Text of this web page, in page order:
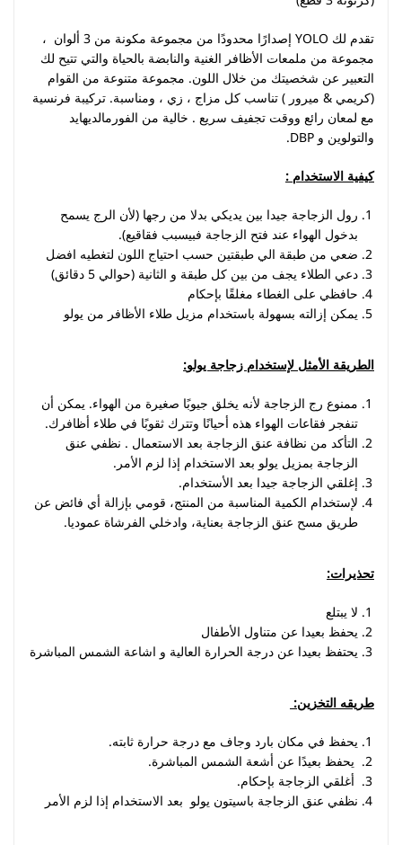
تقدم لك YOLO إصدارًا محدودًا من مجموعة مكونة من 3 ألوان ،
مجموعة من ملمعات الأظافر الغنية والنابضة بالحياة والتي تتيح لك
التعبير عن شخصيتك من خلال اللون. مجموعة متنوعة من القوام
(كريمي & ميرور ) تناسب كل مزاج ، زي ، ومناسبة. تركيبة فرنسية
مع لمعان رائع ووقت تجفيف سريع . خالية من الفورمالديهايد
والتولوين و DBP.
كيفية الاستخدام :
رول الزجاجة جيدا بين يديكي بدلا من رجها (لأن الرج يسمح
بدخول الهواء عند فتح الزجاجة فبيسبب فقاقيع).
ضعي من طبقة الي طبقتين حسب احتياج اللون لتغطيه افضل
دعي الطلاء يجف من بين كل طبقة و الثانية (حوالي 5 دقائق)
حافظي على الغطاء مغلقًا بإحكام
يمكن إزالته بسهولة باستخدام مزيل طلاء الأظافر من يولو
الطريقة الأمثل لإستخدام زجاجة يولو:
ممنوع رج الزجاجة لأنه يخلق جيوبًا صغيرة من الهواء. يمكن أن
تنفجر فقاعات الهواء هذه أحيانًا وتترك ثقوبًا في طلاء أظافرك.
التأكد من نظافة عنق الزجاجة بعد الاستعمال . نظفي عنق
الزجاجة بمزيل يولو بعد الاستخدام إذا لزم الأمر.
إغلقي الزجاجة جيدا بعد الأستخدام.
لإستخدام الكمية المناسبة من المنتج، قومي بإزالة أي فائض عن
طريق مسح عنق الزجاجة بعناية، وادخلي الفرشاة عموديا.
تحذيرات:
لا يبتلع
يحفظ بعيدا عن متناول الأطفال
يحتفظ بعيدا عن درجة الحرارة العالية و اشاعة الشمس المباشرة
طريقه التخزين:
يحفظ في مكان بارد وجاف مع درجة حرارة ثابته.
يحفظ بعيدًا عن أشعة الشمس المباشرة.
أغلقي الزجاجة بإحكام.
نظفي عنق الزجاجة باسيتون يولو بعد الاستخدام إذا لزم الأمر